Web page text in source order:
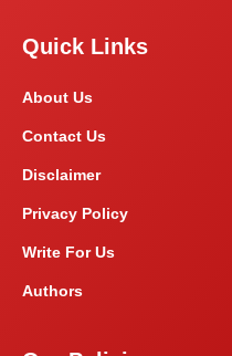
Quick Links
About Us
Contact Us
Disclaimer
Privacy Policy
Write For Us
Authors